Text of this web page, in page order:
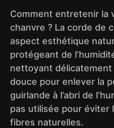
Comment entretenir la
chanvre ? La corde de
aspect esthétique
protégeant de
nettoyant
douce pour enlever la
guirlande à l’abri de
pas utilisée pour éviter
fibres naturelles.